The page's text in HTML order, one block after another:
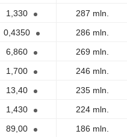
1,330
287 mln.
0,4350
286 mln.
6,860
269 mln.
1,700
246 mln.
13,40
235 mln.
1,430
224 mln.
89,00
186 mln.